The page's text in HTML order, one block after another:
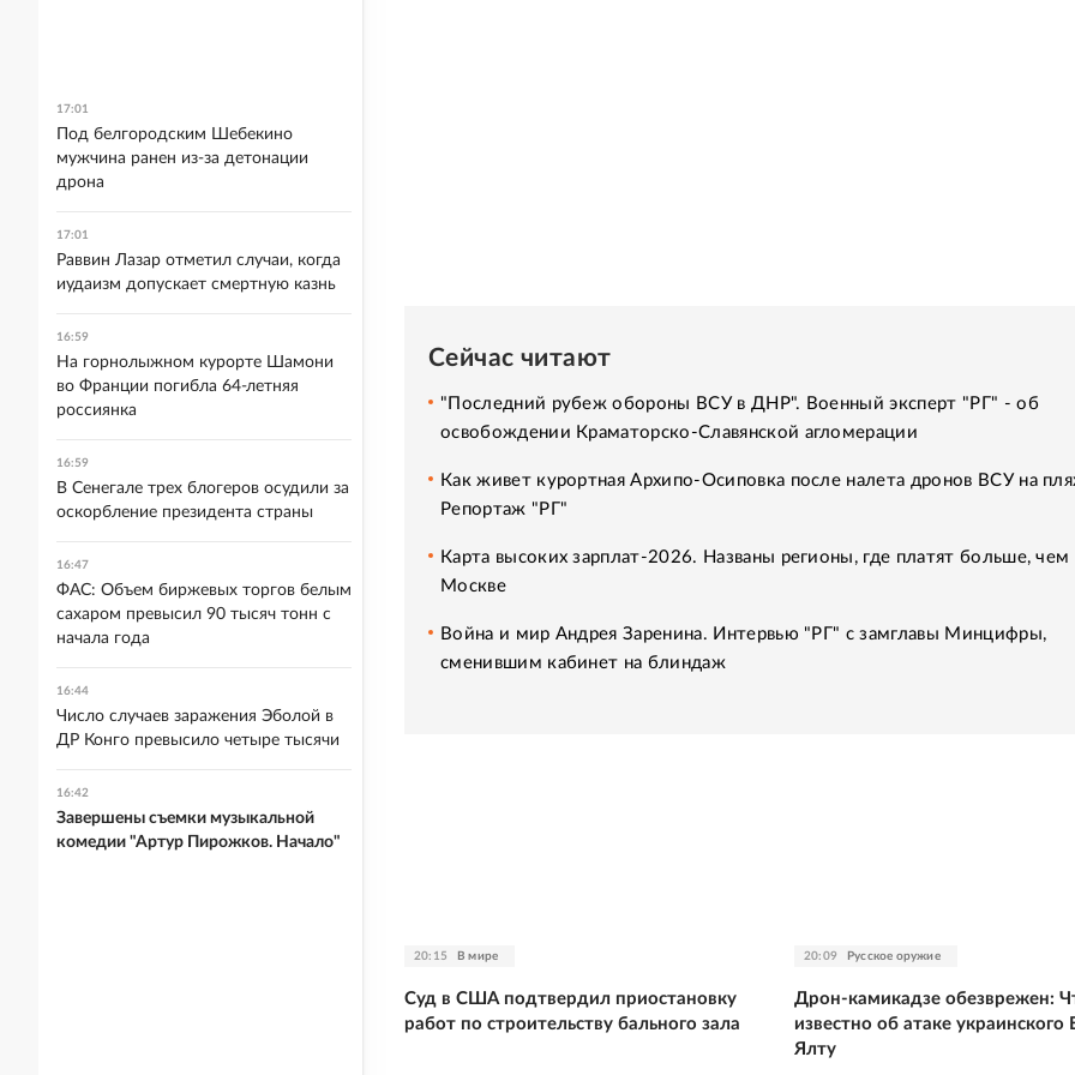
Сейчас читают
"Последний рубеж обороны ВСУ в ДНР". Военный эксперт "РГ" - об
освобождении Краматорско-Славянской агломерации
Как живет курортная Архипо-Осиповка после налета дронов ВСУ на
Репортаж "РГ"
Карта высоких зарплат-2026. Названы регионы, где платят больше, чем
Москве
Война и мир Андрея Заренина. Интервью "РГ" с замглавы Минцифры,
сменившим кабинет на блиндаж
20:15 В мире
Суд в США подтвердил приостановку
работ по строительству бального зала
20:09 Русское оружие
Дрон-камикадзе обезврежен:
известно об атаке украинского
Ялту
17:01
Под белгородским Шебекино
мужчина ранен из-за детонации
дрона
17:01
Раввин Лазар отметил случаи, когда
иудаизм допускает смертную казнь
16:59
На горнолыжном курорте Шамони
во Франции погибла 64-летняя
россиянка
16:59
В Сенегале трех блогеров осудили за
оскорбление президента страны
16:47
ФАС: Объем биржевых торгов белым
сахаром превысил 90 тысяч тонн с
начала года
16:44
Число случаев заражения Эболой в
ДР Конго превысило четыре тысячи
16:42
Завершены съемки музыкальной
комедии "Артур Пирожков. Начало"